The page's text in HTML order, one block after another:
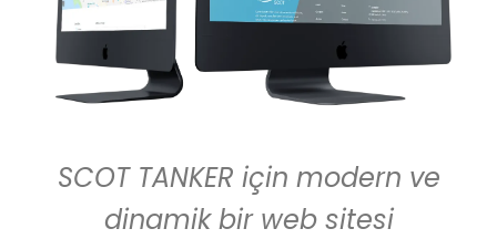
SCOT TANKER için modern ve
dinamik bir web sitesi